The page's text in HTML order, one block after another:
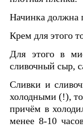
Начинка должна
Крем для этого
Для этого в
сливочный сыр,
Сливки и
холодными (!), то
причём в
менее 8-10